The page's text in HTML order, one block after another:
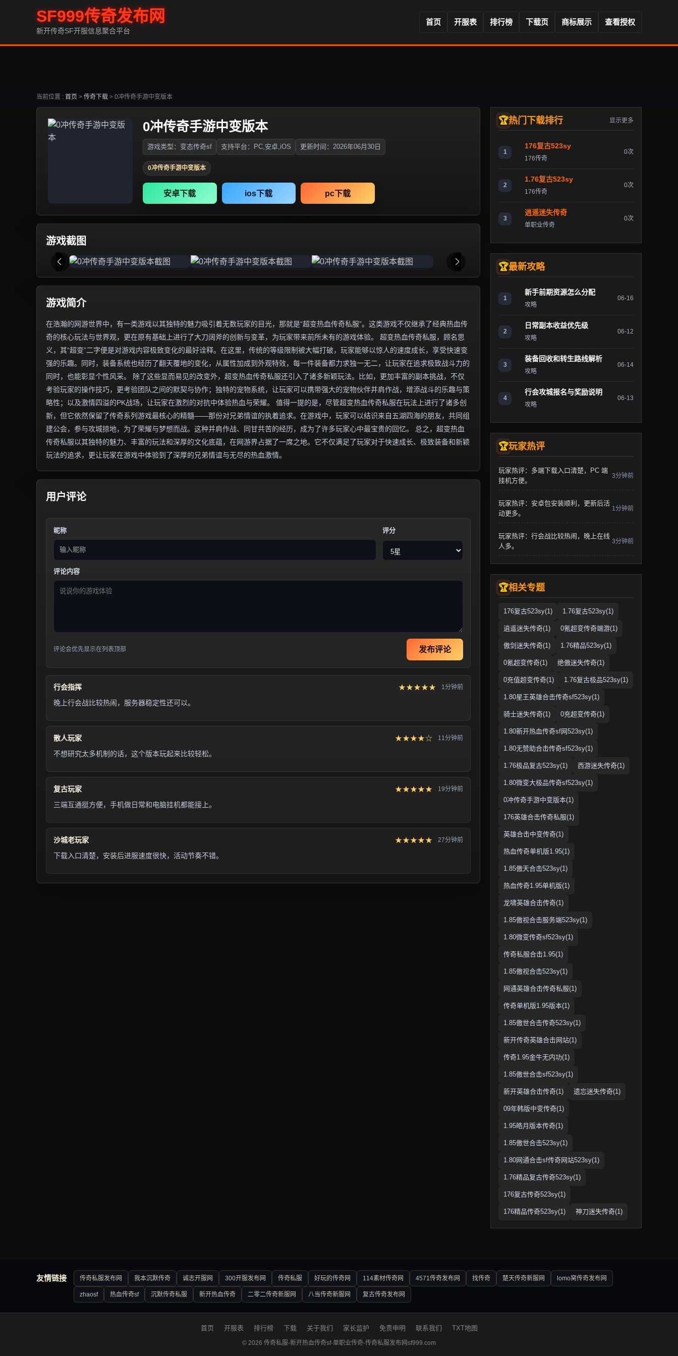
SF999传奇发布网
新开传奇SF开服信息聚合平台
首页 开服表 排行榜 下载页 商标展示 查看授权
当前位置 : 首页 > 传奇下载 > 0冲传奇手游中变版本
0冲传奇手游中变版本
游戏类型：变态传奇sf 支持平台：PC,安卓,iOS 更新时间：2026年06月30日
0冲传奇手游中变版本
安卓下载 ios下载 pc下载
游戏截图
游戏简介
在浩瀚的网游世界中，有一类游戏以其独特的魅力吸引着无数玩家的目光，那就是“超变热血传奇私服”。这类游戏不仅继承了经典热血传
奇的核心玩法与世界观，更在原有基础上进行了大刀阔斧的创新与变革，为玩家带来前所未有的游戏体验。 超变热血传奇私服，顾名思
义，其“超变”二字便是对游戏内容极致变化的最好诠释。在这里，传统的等级限制被大幅打破，玩家能够以惊人的速度成长，享受快速变
强的乐趣。同时，装备系统也经历了翻天覆地的变化，从属性加成到外观特效，每一件装备都力求独一无二，让玩家在追求极致战斗力的
同时，也能彰显个性风采。 除了这些显而易见的改变外，超变热血传奇私服还引入了诸多新颖玩法。比如，更加丰富的副本挑战，不仅
考验玩家的操作技巧，更考验团队之间的默契与协作；独特的宠物系统，让玩家可以携带强大的宠物伙伴并肩作战，增添战斗的乐趣与策
略性；以及激情四溢的PK战场，让玩家在激烈的对抗中体验热血与荣耀。 值得一提的是，尽管超变热血传奇私服在玩法上进行了诸多创
新，但它依然保留了传奇系列游戏最核心的精髓——那份对兄弟情谊的执着追求。在游戏中，玩家可以结识来自五湖四海的朋友，共同组
建公会，参与攻城掠地，为了荣耀与梦想而战。这种并肩作战、同甘共苦的经历，成为了许多玩家心中最宝贵的回忆。 总之，超变热血
传奇私服以其独特的魅力、丰富的玩法和深厚的文化底蕴，在网游界占据了一席之地。它不仅满足了玩家对于快速成长、极致装备和新颖
玩法的追求，更让玩家在游戏中体验到了深厚的兄弟情谊与无尽的热血激情。
用户评论
昵称 评分
评论内容
评论会优先显示在列表顶部 发布评论
行会指挥 ★★★★★ 1分钟前
晚上行会战比较热闹，服务器稳定性还可以。
散人玩家 ★★★★☆ 11分钟前
不想研究太多机制的话，这个版本玩起来比较轻松。
复古玩家 ★★★★★ 19分钟前
三端互通挺方便，手机做日常和电脑挂机都能接上。
沙城老玩家 ★★★★★ 27分钟前
下载入口清楚，安装后进服速度很快，活动节奏不错。
热门下载排行 显示更多
1
176复古523sy
176传奇
0次
2
1.76复古523sy
176传奇
0次
3
逍遥迷失传奇
单职业传奇
0次
最新攻略
1
新手前期资源怎么分配
攻略
06-16
2
日常副本收益优先级
攻略
06-12
3
装备回收和转生路线解析
攻略
06-14
4
行会攻城报名与奖励说明
攻略
06-13
玩家热评
玩家热评：多端下载入口清楚，PC 端
挂机方便。
3分钟前
玩家热评：安卓包安装顺利，更新后活
动更多。
1分钟前
玩家热评：行会战比较热闹，晚上在线
人多。
3分钟前
相关专题
176复古523sy(1) 1.76复古523sy(1)
逍遥迷失传奇(1) 0氪超变传奇端游(1)
傲剑迷失传奇(1) 1.76精品523sy(1)
0氪超变传奇(1) 绝傲迷失传奇(1)
0充值超变传奇(1) 1.76复古极品523sy(1)
1.80星王英雄合击传奇sf523sy(1)
骑士迷失传奇(1) 0充超变传奇(1)
1.80新开热血传奇sf网523sy(1)
1.80无赞助合击传奇sf523sy(1)
1.76极品复古523sy(1) 西游迷失传奇(1)
1.80微变大极品传奇sf523sy(1)
0冲传奇手游中变版本(1)
176英雄合击传奇私服(1)
英雄合击中变传奇(1)
热血传奇单机版1.95(1)
1.85傲天合击523sy(1)
热血传奇1.95单机版(1)
龙啸英雄合击传奇(1)
1.85傲视合击服务端523sy(1)
1.80微变传奇sf523sy(1)
传奇私服合击1.95(1)
1.85傲视合击523sy(1)
网通英雄合击传奇私服(1)
传奇单机版1.95版本(1)
1.85傲世合击传奇523sy(1)
新开传奇英雄合击网站(1)
传奇1.95金牛无内功(1)
1.85傲世合击sf523sy(1)
新开英雄合击传奇(1) 遗忘迷失传奇(1)
09年韩版中变传奇(1)
1.95皓月版本传奇(1)
1.85傲世合击523sy(1)
1.80网通合击sf传奇网站523sy(1)
1.76精品复古传奇523sy(1)
176复古传奇523sy(1)
176精品传奇523sy(1) 神刀迷失传奇(1)
友情链接 传奇私服发布网 我本沉默传奇 诚志开服网 300开服发布网 传奇私服 好玩的传奇网 114素材传奇网 4571传奇发布网 找传奇 楚天传奇新服网 lomo窝传奇发布网
zhaosf 热血传奇sf 沉默传奇私服 新开热血传奇 二零二传奇新服网 八当传奇新服网 复古传奇发布网
首页 开服表 排行榜 下载 关于我们 家长监护 免责申明 联系我们 TXT地图
© 2026 传奇私服-新开热血传奇sf-单职业传奇-传奇私服发布网sf999.com